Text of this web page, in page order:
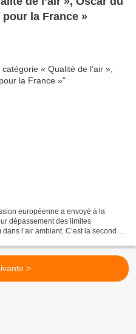
la France »
européenne a envoyé à la
dépassement des limites
l’air ambiant. C’est la seconde
>